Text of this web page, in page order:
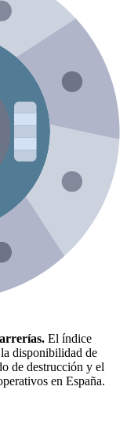
El índice
disponibilidad de
de destrucción y el
en España.